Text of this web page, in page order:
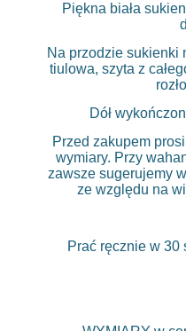
Piękna biała
Na przodzie sukienki
tiulowa, szyta z
Dół
Przed zakupem
wymiary. Przy
zawsze sugerujemy
ze względu na
Prać ręcznie w 30